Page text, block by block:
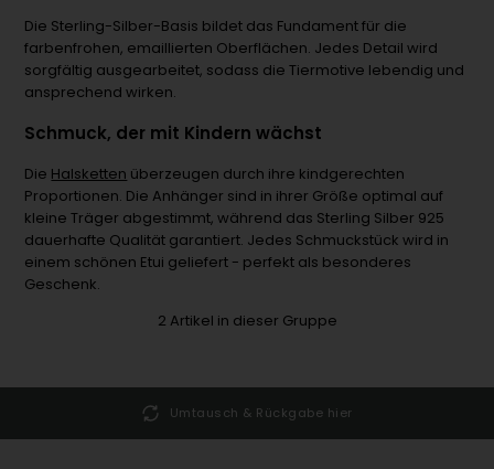
Die Sterling-Silber-Basis bildet das Fundament für die
farbenfrohen, emaillierten Oberflächen. Jedes Detail wird
sorgfältig ausgearbeitet, sodass die Tiermotive lebendig und
ansprechend wirken.
Schmuck, der mit Kindern wächst
Die Halsketten überzeugen durch ihre kindgerechten
Proportionen. Die Anhänger sind in ihrer Größe optimal auf
kleine Träger abgestimmt, während das Sterling Silber 925
dauerhafte Qualität garantiert. Jedes Schmuckstück wird in
einem schönen Etui geliefert - perfekt als besonderes
Geschenk.
2 Artikel in dieser Gruppe
Umtausch & Rückgabe hier